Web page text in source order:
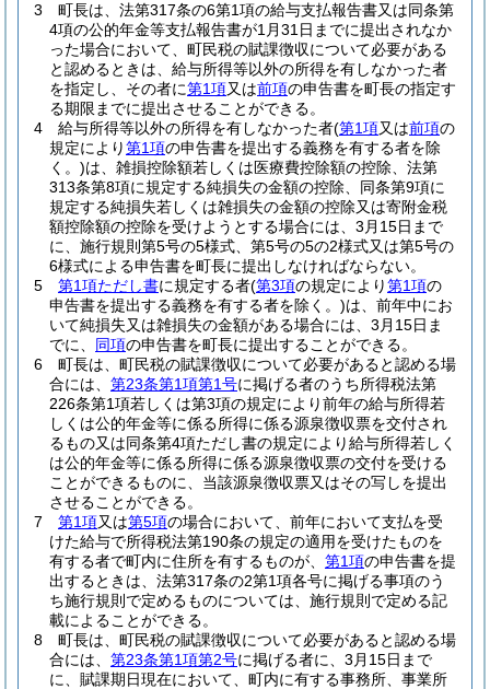
3
町長は、法第317条の6第1項の給与支払報告書又は同条第
4項の公的年金等支払報告書が1月31日までに提出されなか
った場合において、町民税の賦課徴収について必要がある
と認めるときは、給与所得等以外の所得を有しなかった者
を指定し、その者に第1項又は前項の申告書を町長の指定す
る期限までに提出させることができる。
4
給与所得等以外の所得を有しなかった者(第1項又は前項の
規定により第1項の申告書を提出する義務を有する者を除
く。)は、雑損控除額若しくは医療費控除額の控除、法第
313条第8項に規定する純損失の金額の控除、同条第9項に
規定する純損失若しくは雑損失の金額の控除又は寄附金税
額控除額の控除を受けようとする場合には、3月15日まで
に、施行規則第5号の5様式、第5号の5の2様式又は第5号の
6様式による申告書を町長に提出しなければならない。
5
第1項ただし書に規定する者(第3項の規定により第1項の
申告書を提出する義務を有する者を除く。)は、前年中にお
いて純損失又は雑損失の金額がある場合には、3月15日ま
でに、 同項の申告書を町長に提出することができる。
6
町長は、町民税の賦課徴収について必要があると認める場
合には、 第23条第1項第1号に掲げる者のうち所得税法第
226条第1項若しくは第3項の規定により前年の給与所得若
しくは公的年金等に係る所得に係る源泉徴収票を交付され
るもの又は同条第4項ただし書の規定により給与所得若しく
は公的年金等に係る所得に係る源泉徴収票の交付を受ける
ことができるものに、当該源泉徴収票又はその写しを提出
させることができる。
7
第1項又は第5項の場合において、前年において支払を受
けた給与で所得税法第190条の規定の適用を受けたものを
有する者で町内に住所を有するものが、 第1項の申告書を提
出するときは、法第317条の2第1項各号に掲げる事項のう
ち施行規則で定めるものについては、施行規則で定める記
載によることができる。
8
町長は、町民税の賦課徴収について必要があると認める場
合には、 第23条第1項第2号に掲げる者に、3月15日まで
に、賦課期日現在において、町内に有する事務所、事業所